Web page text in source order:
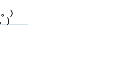
）
)